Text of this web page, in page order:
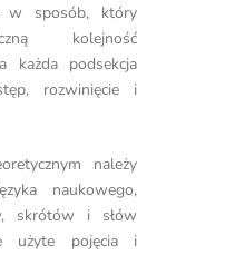
w sposób, który
kolejność
każda podsekcja
rozwinięcie i
należy
naukowego,
skrótów i słów
użyte pojęcia i